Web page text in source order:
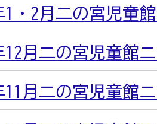
1・2月二の宮児童
12月二の宮児童館
11月二の宮児童館